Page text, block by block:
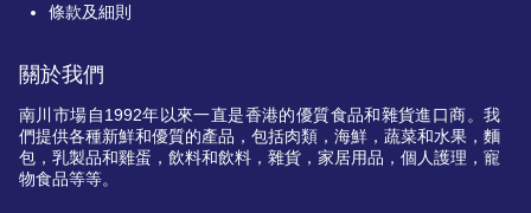
條款及細則
關於我們
南川市場自1992年以來一直是香港的優質食品和雜貨進口商。我
們提供各種新鮮和優質的產品，包括肉類，海鮮，蔬菜和水果，麵
包，乳製品和雞蛋，飲料和飲料，雜貨，家居用品，個人護理，寵
物食品等等。